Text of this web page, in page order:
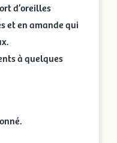
d’oreilles
et en amande qui
à quelques